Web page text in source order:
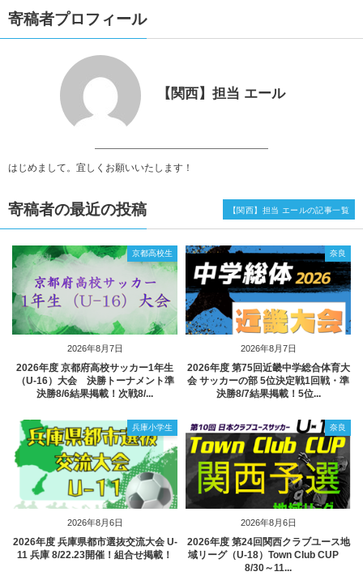
寄稿者プロフィール
【関西】担当 エール
はじめまして。宜しくお願いいたします！
寄稿者の最近の投稿
2026年8月7日
京都高校生
2026年度 京都府高校サッカー1年生
（U-16）大会 決勝トーナメント準
決勝8/6結果掲載！次戦8/...
2026年8月7日
奈良
2026年度 第75回近畿中学総合体育大
会 サッカーの部 5位決定戦1回戦・準
決勝8/7結果掲載！5位...
2026年8月6日
兵庫小学生
2026年度 兵庫県都市選抜交流大会 U-
11 兵庫 8/22.23開催！組合せ掲載！
2026年8月6日
奈良
2026年度 第24回関西クラブユース地
域リーグ（U-18）Town Club CUP
8/30～11...
【関西】担当 エールの記事一覧